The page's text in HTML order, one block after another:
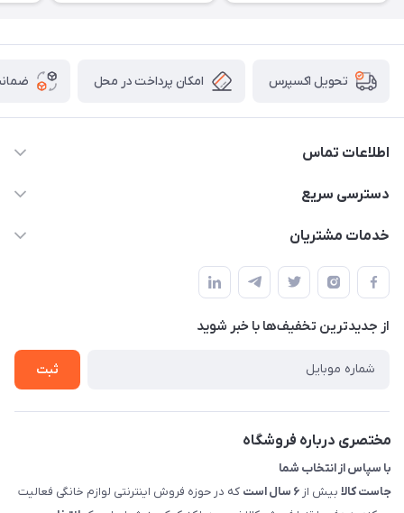
تحویل اکسپرس امکان پرداخت در محل
اطلاعات تماس
09398557137
سمت چپ (فروشگاه صوتی عباسی) - "تحویل حضوری فقط با
هماهنگی"
دسترسی سریع
لیست محصولات
حساب کاربری
تماس با ما
خدمات مشتریان
راهنما
پرسش های شما
شرایط و ضوابط گارانتی
روش های بازگرداندن کالا
از جدید‌ترین تخفیف‌ها با‌ خبر شوید
ثبت
مختصری درباره فروشگاه
با سپاس از انتخاب شما
جاست کالا بیش از ۶ سال است
که در حوزه فروش اینترنتی لوازم خانگی فعالیت